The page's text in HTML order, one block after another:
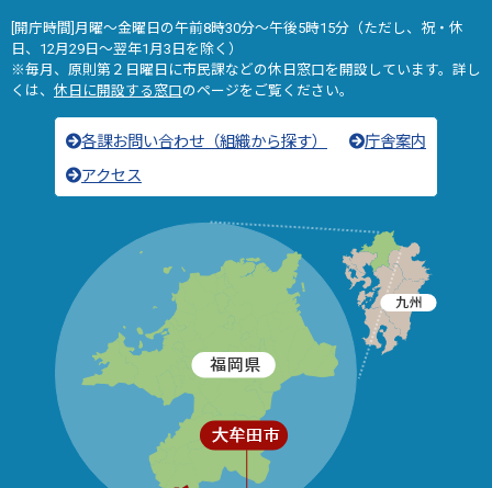
[開庁時間]月曜～金曜日の午前8時30分～午後5時15分（ただし、祝・休
日、12月29日～翌年1月3日を除く）
※毎月、原則第２日曜日に市民課などの休日窓口を開設しています。詳し
くは、 休日に開設する窓口のページをご覧ください。
各課お問い合わせ（組織から探す）
庁舎案内
アクセス